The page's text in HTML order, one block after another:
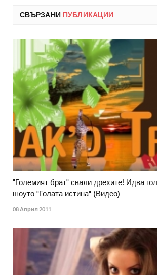
СВЪРЗАНИ ПУБЛИКАЦИИ
"Големият брат" свали дрехите! Идва
шоуто "Голата истина" (Видео)
08 Април 2011